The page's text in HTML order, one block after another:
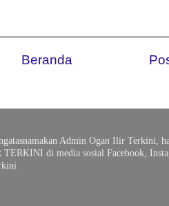
Beranda
Admin Ogan Ilir Terkini,
di media sosial Facebook,